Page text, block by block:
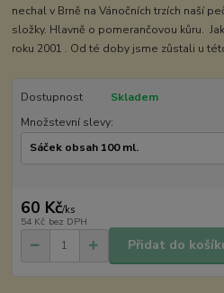
nechal v Brně na Vánočních trzích naší
složky. Hlavně o pomerančovou kůru.
roku 2001 . Od té doby jsme zůstali u
Dostupnost
Skladem
Množstevní slevy:
60 Kč/ks
54 Kč bez DPH
Přidat do